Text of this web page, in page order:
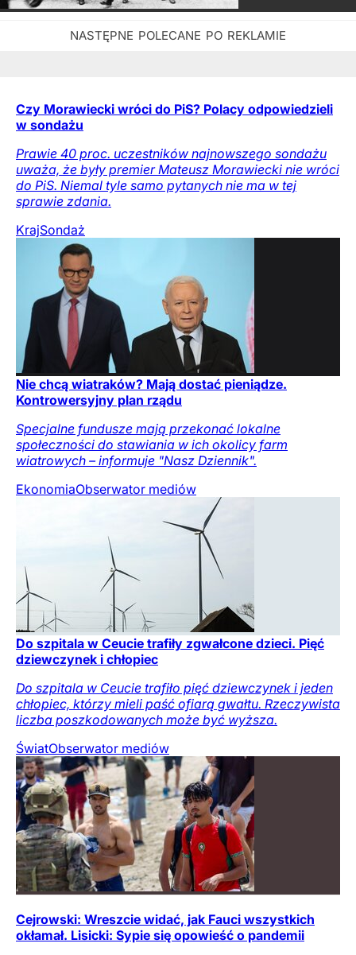
Czy Morawiecki wróci do PiS? Polacy odpowiedzieli
w sondażu
Prawie 40 proc. uczestników najnowszego sondażu
uważa, że były premier Mateusz Morawiecki nie wróci
do PiS. Niemal tyle samo pytanych nie ma w tej
sprawie zdania.
KrajSondaż
Nie chcą wiatraków? Mają dostać pieniądze.
Kontrowersyjny plan rządu
Specjalne fundusze mają przekonać lokalne
społeczności do stawiania w ich okolicy farm
wiatrowych – informuje "Nasz Dziennik".
EkonomiaObserwator mediów
Do szpitala w Ceucie trafiły zgwałcone dzieci. Pięć
dziewczynek i chłopiec
Do szpitala w Ceucie trafiło pięć dziewczynek i jeden
chłopiec, którzy mieli paść ofiarą gwałtu. Rzeczywista
liczba poszkodowanych może być wyższa.
ŚwiatObserwator mediów
Cejrowski: Wreszcie widać, jak Fauci wszystkich
okłamał. Lisicki: Sypie się opowieść o pandemii